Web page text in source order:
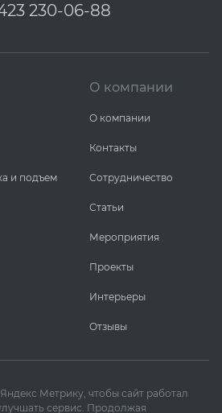
230-06-88
и подъем
О компании
О компании
Контакты
Сотрудничество
Статьи
Мероприятия
Проекты
Интерьеры
Отзывы
Метрику, чтобы сайт работал
сервис. Продолжая